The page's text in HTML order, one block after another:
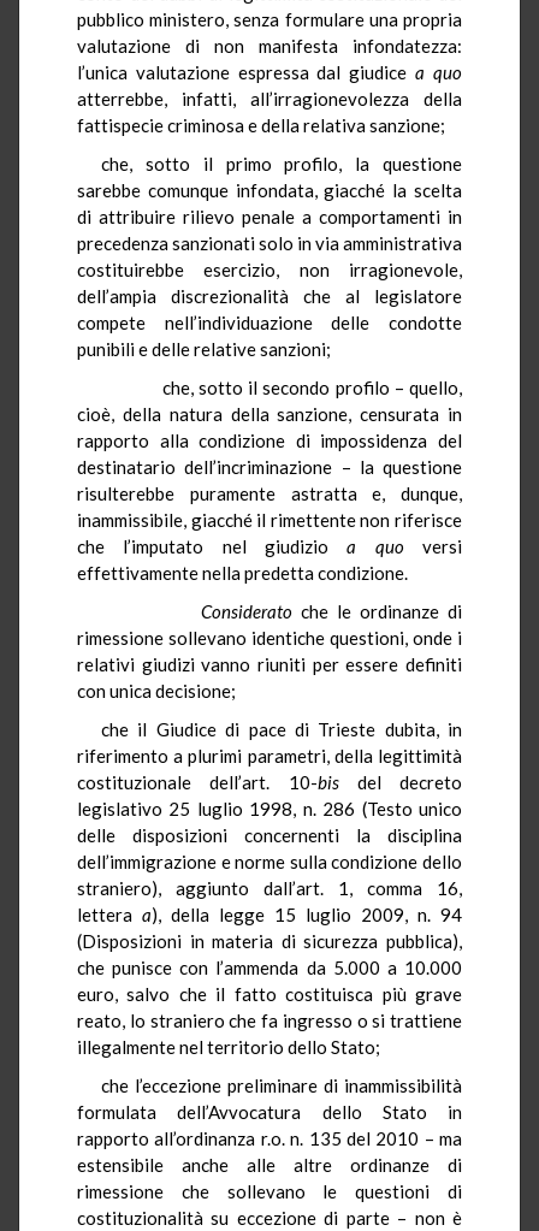
pubblico ministero, senza formulare una propria
valutazione di non manifesta infondatezza:
l’unica valutazione espressa dal giudicea quo
atterrebbe, infatti, all’irragionevolezza della
fattispecie criminosa e della relativa sanzione;
che, sotto il primo profilo, la questione
sarebbe comunque infondata, giacché la scelta
di attribuire rilievo penale a comportamenti in
precedenza sanzionati solo in via amministrativa
costituirebbe esercizio, non irragionevole,
dell’ampia discrezionalità che al legislatore
compete nell’individuazione delle condotte
punibili e delle relative sanzioni;
che, sotto il secondo profilo – quello,
cioè, della natura della sanzione, censurata in
rapporto alla condizione di impossidenza del
destinatario dell’incriminazione – la questione
risulterebbe puramente astratta e, dunque,
inammissibile, giacché il rimettente non riferisce
che l’imputato nel giudizioa quoversi
effettivamente nella predetta condizione.
Consideratoche le ordinanze di
rimessione sollevano identiche questioni, onde i
relativi giudizi vanno riuniti per essere definiti
con unica decisione;
che il Giudice di pace di Trieste dubita, in
riferimento a plurimi parametri, della legittimità
costituzionale dell’art. 10-bisdel decreto
legislativo 25 luglio 1998, n. 286 (Testo unico
delle disposizioni concernenti la disciplina
dell’immigrazione e norme sulla condizione dello
straniero), aggiunto dall’art. 1, comma 16,
lettera a), della legge 15 luglio 2009, n. 94
(Disposizioni in materia di sicurezza pubblica),
che punisce con l’ammenda da 5.000 a 10.000
euro, salvo che il fatto costituisca più grave
reato, lo straniero che fa ingresso o si trattiene
illegalmente nel territorio dello Stato;
che l’eccezione preliminare di inammissibilità
formulata dell’Avvocatura dello Stato in
rapporto all’ordinanza r.o. n. 135 del 2010 – ma
estensibile anche alle altre ordinanze di
rimessione che sollevano le questioni di
costituzionalità su eccezione di parte – non è